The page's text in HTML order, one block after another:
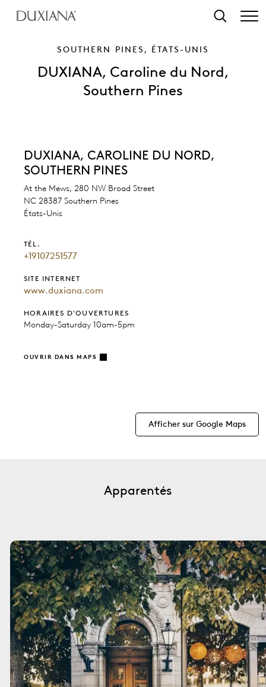
Recherche
SOUTHERN PINES, ÉTATS-UNIS
DUXIANA, Caroline du Nord,
Southern Pines
DUXIANA, CAROLINE DU NORD,
SOUTHERN PINES
At the Mews, 280 NW Broad Street
NC 28387 Southern Pines
États-Unis
TÉL.
+19107251577
SITE INTERNET
www.duxiana.com
HORAIRES D'OUVERTURES
Monday-Saturday 10am-5pm
OUVRIR DANS MAPS
Afficher sur Google Maps
Apparentés